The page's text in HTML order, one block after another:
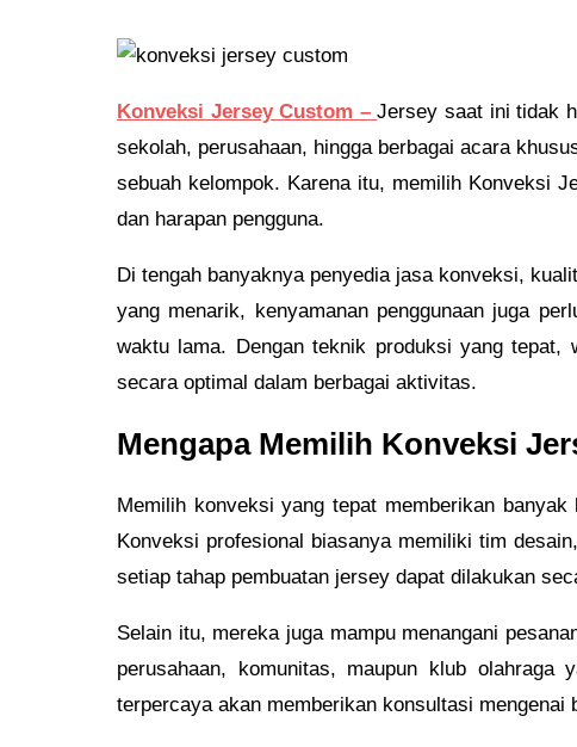
Konveksi Jersey Custom – Jersey saat ini tidak
sekolah, perusahaan, hingga berbagai acara
sebuah kelompok. Karena itu, memilih Konveksi
dan harapan pengguna.
Di tengah banyaknya penyedia jasa konveksi,
yang menarik, kenyamanan penggunaan juga
waktu lama. Dengan teknik produksi yang tepat,
secara optimal dalam berbagai aktivitas.
Mengapa Memilih Konveksi
Memilih konveksi yang tepat memberikan
Konveksi profesional biasanya memiliki tim
setiap tahap pembuatan jersey dapat dilakukan
Selain itu, mereka juga mampu menangani
perusahaan, komunitas, maupun klub
terpercaya akan memberikan konsultasi mengenai